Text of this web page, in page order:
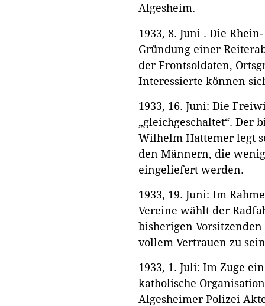
Algesheim.
1933, 8. Juni . Die
Gründung einer
der Frontsoldaten,
Interessierte können
1933, 16. Juni: Die
„gleichgeschaltet“. Der
Wilhelm Hattemer legt
den Männern, die
eingeliefert werden.
1933, 19. Juni: Im
Vereine wählt der
bisherigen
vollem Vertrauen zu
1933, 1. Juli: Im Zuge
katholische
Algesheimer Polizei